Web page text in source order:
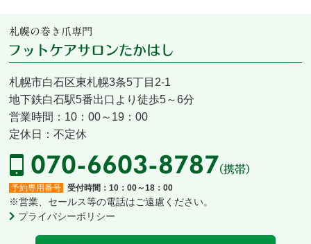
札幌市白石区東札幌3条5丁目2-1
地下鉄白石駅5番出口より徒歩5～6分
営業時間：10：00～19：00
定休日：不定休
予約専用番号 受付時間：10：00～18：00
※営業、セールス等の電話はご遠慮ください。
プライバシーポリシー